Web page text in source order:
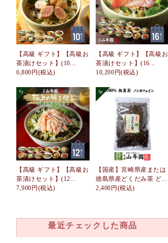
【高級 ギフト】【高級お
茶漬けセット】(10...
6,800円(税込)
【高級 ギフト】【高級お
茶漬けセット】(16...
10,200円(税込)
【高級 ギフト】【高級お
茶漬けセット】(12...
7,900円 (税込)
【国産】宮崎県産または
徳島県産どくだみ茶 ど...
2,400円 (税込)
最近チェックした商品